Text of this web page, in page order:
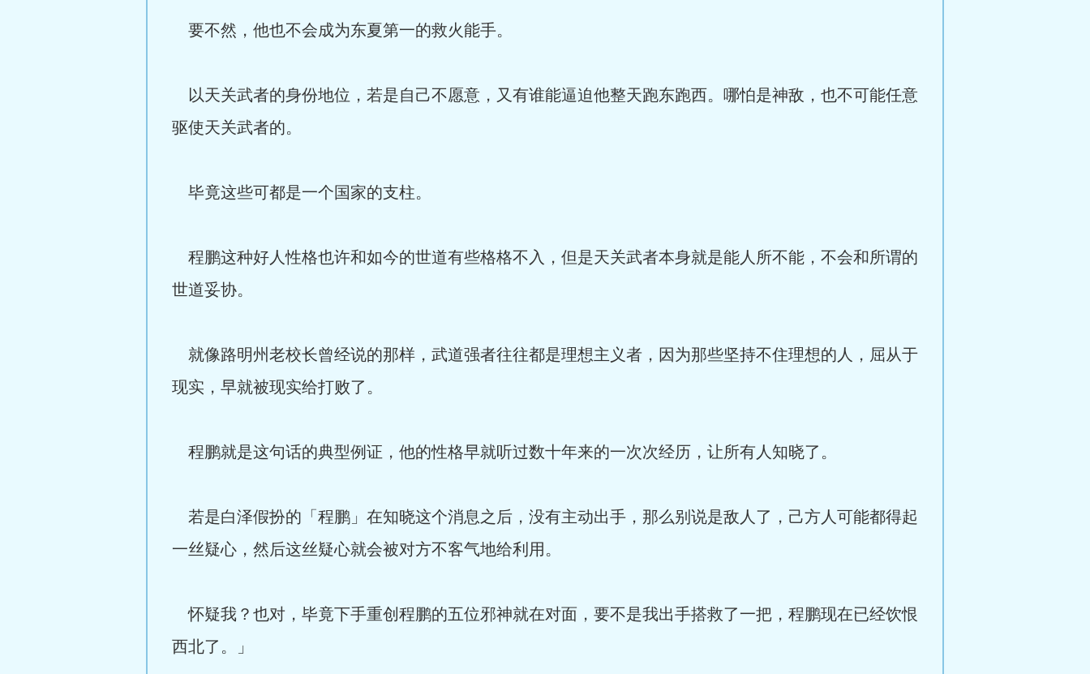
要不然，他也不会成为东夏第一的救火能手。
以天关武者的身份地位，若是自己不愿意，又有谁能逼迫他整天跑东跑西。哪怕是神敌，也不可能任意
驱使天关武者的。
毕竟这些可都是一个国家的支柱。
程鹏这种好人性格也许和如今的世道有些格格不入，但是天关武者本身就是能人所不能，不会和所谓的
世道妥协。
就像路明州老校长曾经说的那样，武道强者往往都是理想主义者，因为那些坚持不住理想的人，屈从于
现实，早就被现实给打败了。
程鹏就是这句话的典型例证，他的性格早就听过数十年来的一次次经历，让所有人知晓了。
若是白泽假扮的「程鹏」在知晓这个消息之后，没有主动出手，那么别说是敌人了，己方人可能都得起
一丝疑心，然后这丝疑心就会被对方不客气地给利用。
怀疑我？也对，毕竟下手重创程鹏的五位邪神就在对面，要不是我出手搭救了一把，程鹏现在已经饮恨
西北了。」